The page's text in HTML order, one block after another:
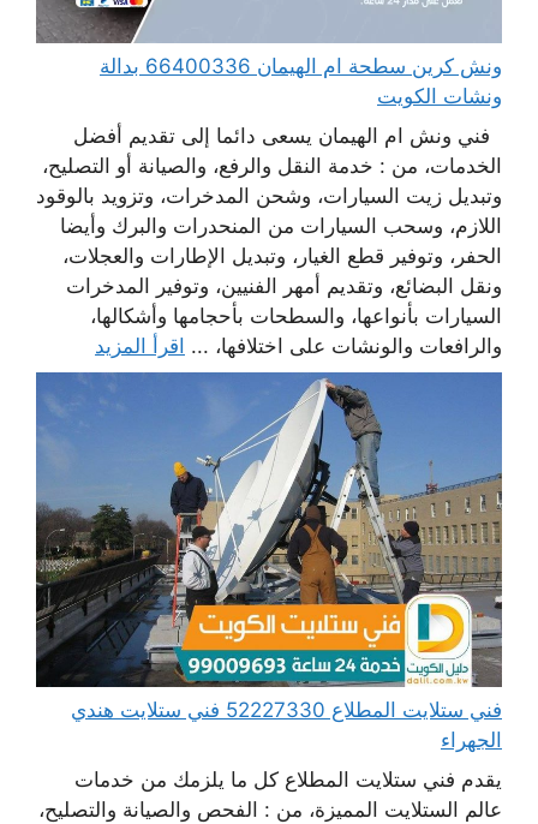
ونش كرين سطحة ام الهيمان 66400336 بدالة
ونشات الكويت
فني ونش ام الهيمان يسعى دائما إلى تقديم أفضل
الخدمات، من : خدمة النقل والرفع، والصيانة أو التصليح،
وتبديل زيت السيارات، وشحن المدخرات، وتزويد بالوقود
اللازم، وسحب السيارات من المنحدرات والبرك وأيضا
الحفر، وتوفير قطع الغيار، وتبديل الإطارات والعجلات،
ونقل البضائع، وتقديم أمهر الفنيين، وتوفير المدخرات
السيارات بأنواعها، والسطحات بأحجامها وأشكالها،
والرافعات والونشات على اختلافها، ... اقرأ المزيد
فني ستلايت المطلاع 52227330 فني ستلايت هندي
الجهراء
يقدم فني ستلايت المطلاع كل ما يلزمك من خدمات
عالم الستلايت المميزة، من : الفحص والصيانة والتصليح،